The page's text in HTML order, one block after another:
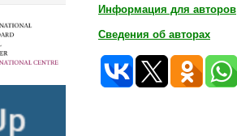
Информация для авторов
Сведения об авторах